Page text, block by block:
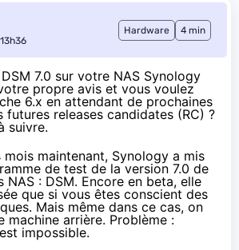
Hardware 4 min
7.0 sur votre NAS Synology
propre avis et vous voulez
6.x en attendant de prochaines
futures releases candidates (RC) ?
suivre.
mois maintenant, Synology a mis
de test de la version 7.0 de
NAS : DSM. Encore en beta, elle
que si vous êtes conscient des
Mais même dans ce cas, on
machine arrière. Problème :
impossible.